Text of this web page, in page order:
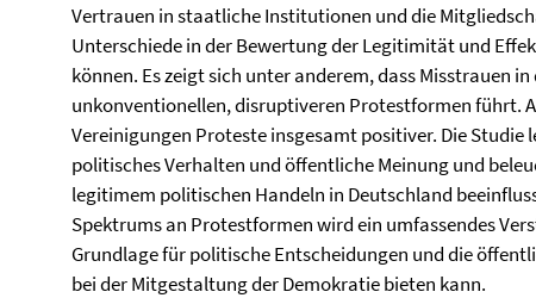
Vertrauen in staatliche Institutionen und die
Unterschiede in der Bewertung der Legitimität und
können. Es zeigt sich unter anderem, dass Misstrauen
unkonventionellen, disruptiveren Protestformen führt.
Vereinigungen Proteste insgesamt positiver. Die
politisches Verhalten und öffentliche Meinung und
legitimem politischen Handeln in Deutschland
Spektrums an Protestformen wird ein umfassendes
Grundlage für politische Entscheidungen und die
bei der Mitgestaltung der Demokratie bieten kann.